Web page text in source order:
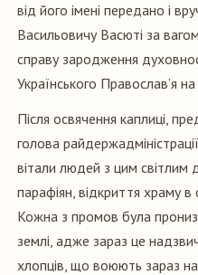
від його імені передано і
Васильовичу Васюті за
справу зародження
Українського Православ’я
Після освячення каплиці,
голова
вітали людей з цим
парафіян, відкриття храму в
Кожна з промов була
землі, адже зараз це
хлопців, що воюють зараз